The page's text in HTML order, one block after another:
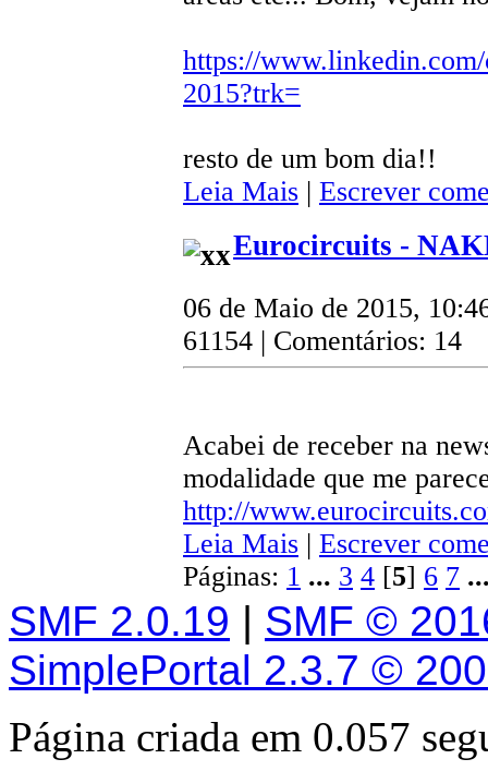
https://
2015?trk=
resto de um bom dia!!
Leia Mais | Escrever
Eurocircuits -
06 de Maio de 2015,
61154 | Comentários: 14
Acabei de receber na
modalidade que me
http://
Leia Mais | Escrever
Páginas: 1 ... 3 4 [5] 6 7
SMF 2.0.19 | SMF ©
SimplePortal 2.3.7 ©
Página criada em 0.057